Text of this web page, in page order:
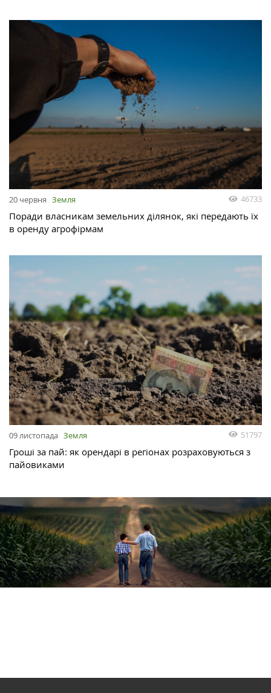
20 червня Земля 46733
Поради власникам земельних ділянок, які передають їх
в оренду агрофірмам
09 листопада Земля 51797
Гроші за пай: як орендарі в регіонах розраховуються з
пайовиками